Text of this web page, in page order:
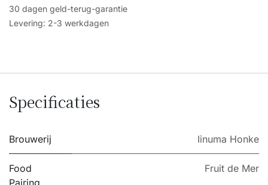
30 dagen geld-terug-garantie
Levering: 2-3 werkdagen
Specificaties
Brouwerij Iinuma Honke
Food
Pairing
Fruit de Mer